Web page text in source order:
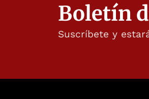
Boletín
Suscríbete y